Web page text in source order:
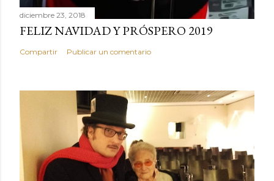
diciembre 23, 2018
FELIZ NAVIDAD Y PRÓSPERO 2019
Compartir Publicar un comentario